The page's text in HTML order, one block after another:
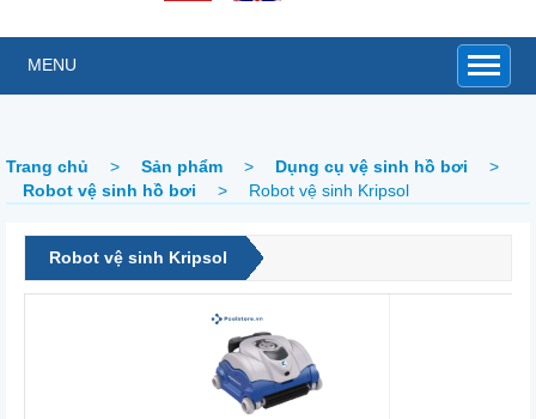
MENU
Trang chủ > Sản phẩm > Dụng cụ vệ sinh hồ bơi
>
Robot vệ sinh hồ bơi
> Robot vệ sinh Kripsol
Robot vệ sinh Kripsol